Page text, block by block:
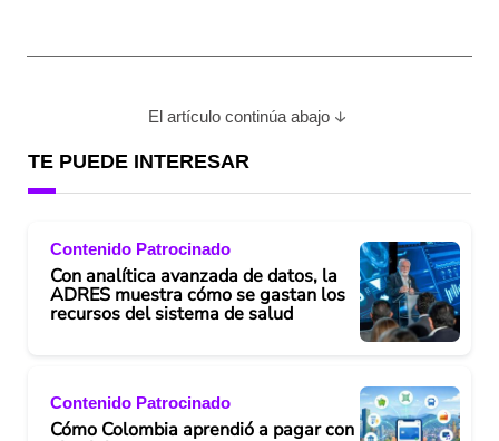
El artículo continúa abajo
TE PUEDE INTERESAR
Contenido Patrocinado
Con analítica avanzada de datos, la
ADRES muestra cómo se gastan los
recursos del sistema de salud
Contenido Patrocinado
Cómo Colombia aprendió a pagar con